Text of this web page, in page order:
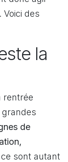
des
la
rentrée
de
sont autant